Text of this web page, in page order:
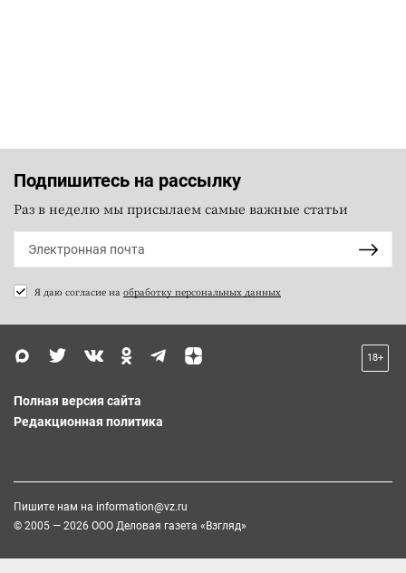
Подпишитесь на рассылку
Раз в неделю мы присылаем самые важные статьи
Я даю согласие на обработку персональных данных
18+
Полная версия сайта
Редакционная политика
Пишите нам на information@vz.ru
© 2005 — 2026 ООО Деловая газета «Взгляд»